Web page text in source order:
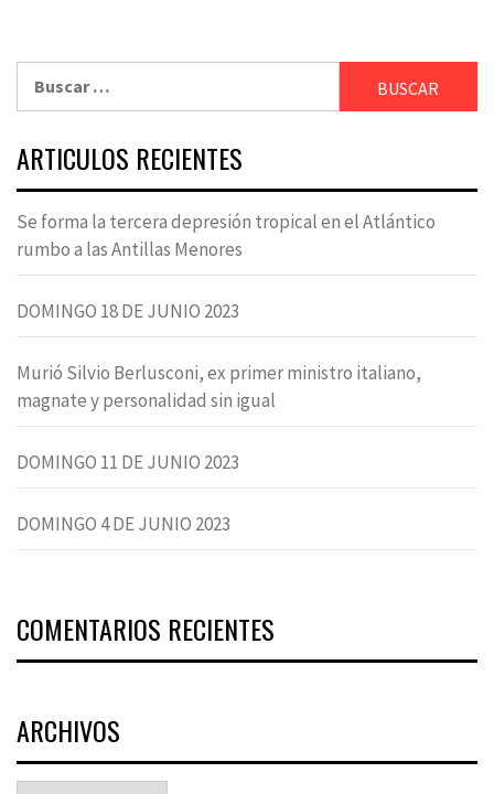
ARTICULOS RECIENTES
Se forma la tercera depresión tropical en el Atlántico
rumbo a las Antillas Menores
DOMINGO 18 DE JUNIO 2023
Murió Silvio Berlusconi, ex primer ministro italiano,
magnate y personalidad sin igual
DOMINGO 11 DE JUNIO 2023
DOMINGO 4 DE JUNIO 2023
COMENTARIOS RECIENTES
ARCHIVOS